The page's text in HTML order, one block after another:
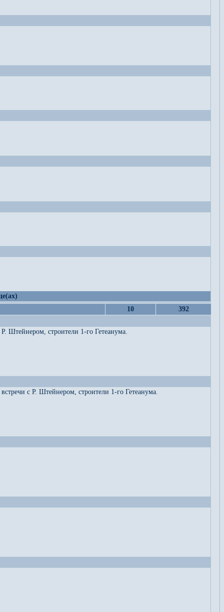
10
392
Штейнером, строители 1-го Гетеанума.
с Р. Штейнером, строители 1-го Гетеанума.